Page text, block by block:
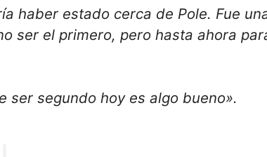
haber estado cerca de Pole. Fue
ser el primero, pero hasta ahora
ser segundo hoy es algo bueno».